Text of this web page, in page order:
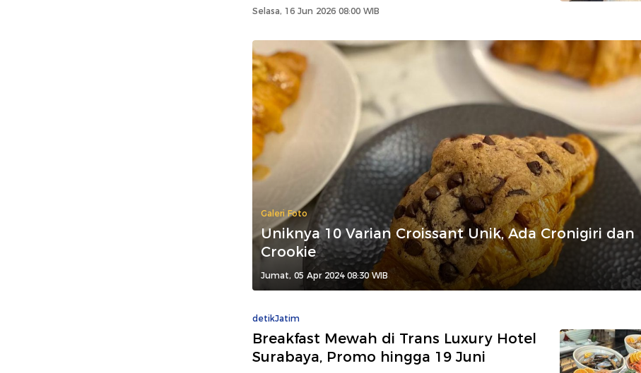
Selasa, 16 Jun 2026 08:00 WIB
Galeri Foto
Uniknya 10 Varian Croissant Unik, Ada Cronigiri dan
Crookie
Jumat, 05 Apr 2024 08:30 WIB
detikJatim
Breakfast Mewah di Trans Luxury Hotel
Surabaya, Promo hingga 19 Juni